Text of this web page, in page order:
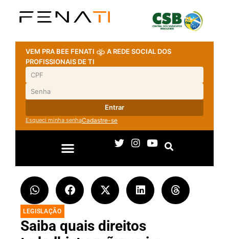
VEM PRA BEE FENATI
A REDE SOCIAL DOS
PROFISSIONAIS DE TI
Entrar
Esqueci minha senhaCadastre-se
LEGISLAÇÃO
Saiba quais direitos